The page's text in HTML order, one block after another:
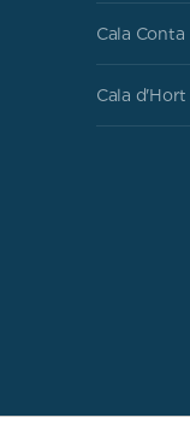
Cala Conta
Cala d'Hort